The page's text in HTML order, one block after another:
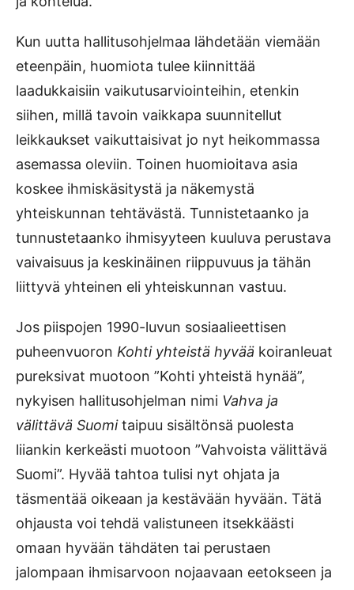
Kun uutta hallitusohjelmaa lähdetään viemään
eteenpäin, huomiota tulee kiinnittää
laadukkaisiin vaikutusarviointeihin, etenkin
siihen, millä tavoin vaikkapa suunnitellut
leikkaukset vaikuttaisivat jo nyt heikommassa
asemassa oleviin. Toinen huomioitava asia
koskee ihmiskäsitystä ja näkemystä
yhteiskunnan tehtävästä. Tunnistetaanko ja
tunnustetaanko ihmisyyteen kuuluva perustava
vaivaisuus ja keskinäinen riippuvuus ja tähän
liittyvä yhteinen eli yhteiskunnan vastuu.
Jos piispojen 1990-luvun sosiaalieettisen
puheenvuoron Kohti yhteistä hyvää koiranleuat
pureksivat muotoon ”Kohti yhteistä hynää”,
nykyisen hallitusohjelman nimi Vahva ja
välittävä Suomitaipuu sisältönsä puolesta
liiankin kerkeästi muotoon ”Vahvoista välittävä
Suomi”. Hyvää tahtoa tulisi nyt ohjata ja
täsmentää oikeaan ja kestävään hyvään. Tätä
ohjausta voi tehdä valistuneen itsekkäästi
omaan hyvään tähdäten tai perustaen
jalompaan ihmisarvoon nojaavaan eetokseen ja